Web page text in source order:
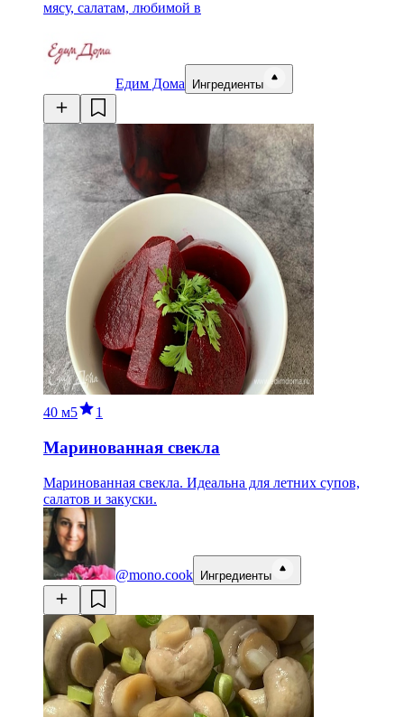
мясу, салатам, любимой в
Едим Дома Ингредиенты
40 м5 1
Маринованная свекла
Маринованная свекла. Идеальна для летних супов,
салатов и закуски.
@mono.cook Ингредиенты